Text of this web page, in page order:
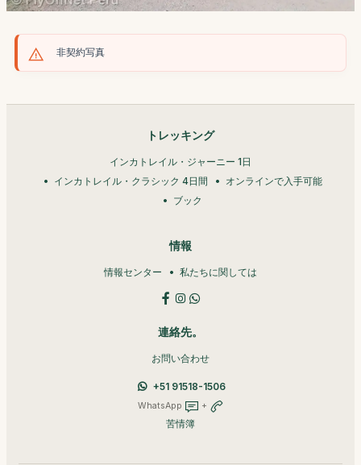
非契約写真
トレッキング
インカトレイル・ジャーニー 1日
インカトレイル・クラシック 4日間
オンラインで入手可能
ブック
情報
情報センター 私たちに関しては
連絡先。
お問い合わせ
+51 91518-1506
WhatsApp +
苦情簿